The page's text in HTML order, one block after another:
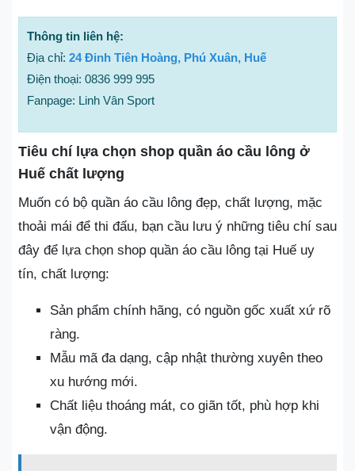
Thông tin liên hệ:
Địa chỉ: 24 Đinh Tiên Hoàng, Phú Xuân, Huế
Điện thoại: 0836 999 995
Fanpage: Linh Vân Sport
Tiêu chí lựa chọn shop quần áo cầu lông ở
Huế chất lượng
Muốn có bộ quần áo cầu lông đẹp, chất lượng, mặc
thoải mái để thi đấu, bạn cầu lưu ý những tiêu chí sau
đây để lựa chọn shop quần áo cầu lông tại Huế uy
tín, chất lượng:
Sản phẩm chính hãng, có nguồn gốc xuất xứ rõ
ràng.
Mẫu mã đa dạng, cập nhật thường xuyên theo
xu hướng mới.
Chất liệu thoáng mát, co giãn tốt, phù hợp khi
vận động.